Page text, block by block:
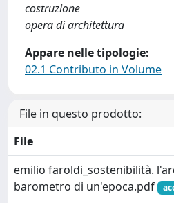
costruzione
opera di architettura
Appare nelle tipologie:
02.1 Contributo in Volume
File in questo prodotto:
File
emilio faroldi_sostenibilità.
barometro di un'epoca.pdf